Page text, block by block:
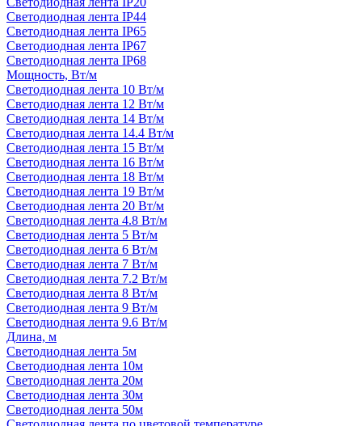
Светодиодная лента IP44
Светодиодная лента IP65
Светодиодная лента IP67
Светодиодная лента IP68
Мощность, Вт/м
Светодиодная лента 10 Вт/м
Светодиодная лента 12 Вт/м
Светодиодная лента 14 Вт/м
Светодиодная лента 14.4 Вт/м
Светодиодная лента 15 Вт/м
Светодиодная лента 16 Вт/м
Светодиодная лента 18 Вт/м
Светодиодная лента 19 Вт/м
Светодиодная лента 20 Вт/м
Светодиодная лента 4.8 Вт/м
Светодиодная лента 5 Вт/м
Светодиодная лента 6 Вт/м
Светодиодная лента 7 Вт/м
Светодиодная лента 7.2 Вт/м
Светодиодная лента 8 Вт/м
Светодиодная лента 9 Вт/м
Светодиодная лента 9.6 Вт/м
Длина, м
Светодиодная лента 5м
Светодиодная лента 10м
Светодиодная лента 20м
Светодиодная лента 30м
Светодиодная лента 50м